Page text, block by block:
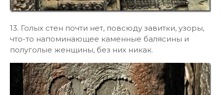
13. Голых стен почти нет, повсюду завитки, узоры,
что-то напоминающее каменные балясины и
полуголые женщины, без них никак.